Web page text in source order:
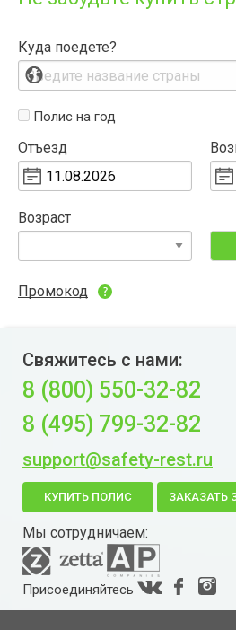
Куда поедете?
Полис на год
Отъезд
Возраст
Промокод
Свяжитесь с нами:
8 (800) 550-32-82
8 (495) 799-32-82
support@safety-rest.ru
КУПИТЬ ПОЛИС ЗАКАЗАТЬ
Мы сотрудничаем:
Присоединяйтесь